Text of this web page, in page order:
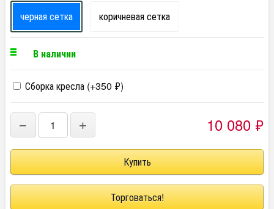
черная сетка коричневая сетка
В наличии
Сборка кресла (+350 ₽)
− + 10 080 ₽
Торговаться!